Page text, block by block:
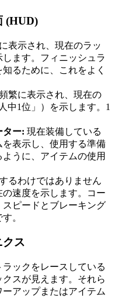
(HUD)
表示され、現在のラッ
ます。フィニッシュラ
るために、これをよく
繁に表示され、現在の
中1位」）を示します。1
ター: 現在装備している
表示し、使用する準備
うに、アイテムの使用
るわけではありません
速度を示します。コー
ピードとブレーキング
。
クス
ラックをレースしている
スが見えます。それら
アップまたはアイテム